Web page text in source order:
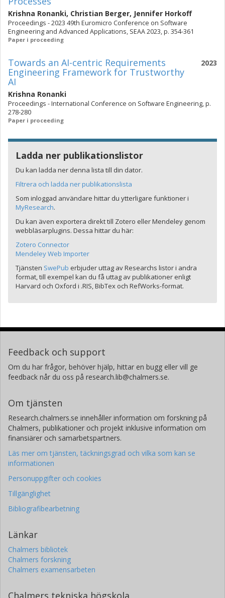
Krishna Ronanki, Christian Berger, Jennifer Horkoff
Proceedings - 2023 49th Euromicro Conference on Software
Engineering and Advanced Applications, SEAA 2023, p. 354-361
Paper i proceeding
2023
Towards an AI-centric Requirements
Engineering Framework for Trustworthy
AI
Krishna Ronanki
Proceedings - International Conference on Software Engineering, p.
278-280
Paper i proceeding
Ladda ner publikationslistor
Du kan ladda ner denna lista till din dator.
Filtrera och ladda ner publikationslista
Som inloggad användare hittar du ytterligare funktioner i
MyResearch.
Du kan även exportera direkt till Zotero eller Mendeley genom
webbläsarplugins. Dessa hittar du här:
Zotero Connector
Mendeley Web Importer
Tjänsten SwePub erbjuder uttag av Researchs listor i andra
format, till exempel kan du få uttag av publikationer enligt
Harvard och Oxford i .RIS, BibTex och RefWorks-format.
Feedback och support
Om du har frågor, behöver hjälp, hittar en bugg eller vill ge
feedback når du oss på research.lib@chalmers.se.
Om tjänsten
Research.chalmers.se innehåller information om forskning på
Chalmers, publikationer och projekt inklusive information om
finansiärer och samarbetspartners.
Läs mer om tjänsten, täckningsgrad och vilka som kan se
informationen
Personuppgifter och cookies
Tillgänglighet
Bibliografibearbetning
Länkar
Chalmers bibliotek
Chalmers forskning
Chalmers examensarbeten
Chalmers tekniska högskola